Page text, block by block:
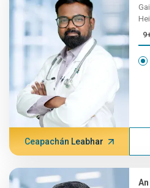
Ceapachán Leabhar
An